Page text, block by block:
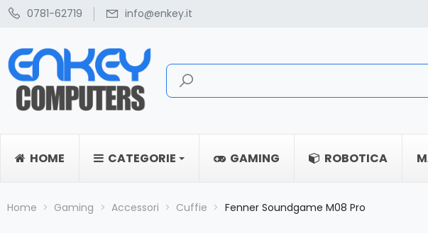
0781-62719 info@enkey.it
HOME CATEGORIE GAMING ROBOTICA
Home Gaming Accessori Cuffie Fenner Soundgame M08 Pro